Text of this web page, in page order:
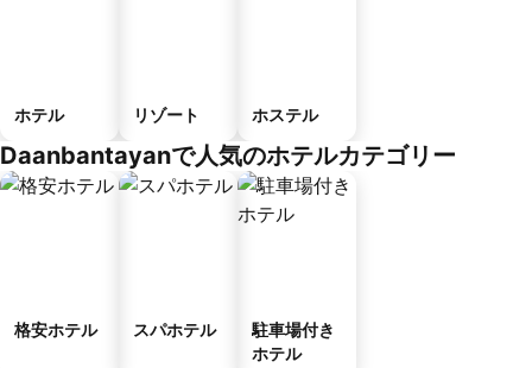
ホテル リゾート ホステル
Daanbantayanで人気のホテルカテゴリー
格安ホテル スパホテル
駐車場付き
ホテル